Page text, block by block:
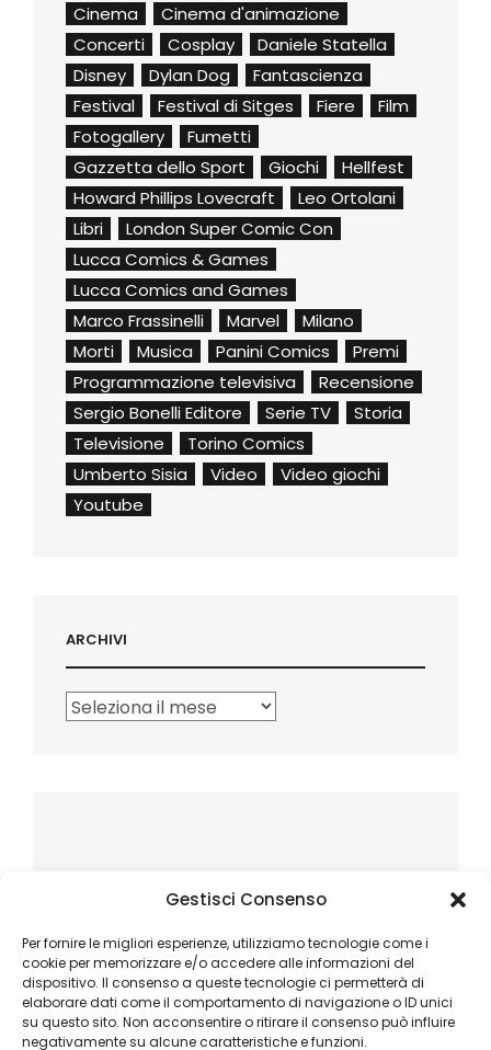
Gestisci Consenso
Per fornire le migliori esperienze, utilizziamo tecnologie come i
cookie per memorizzare e/o accedere alle informazioni del
dispositivo. Il consenso a queste tecnologie ci permetterà di
elaborare dati come il comportamento di navigazione o ID unici
su questo sito. Non acconsentire o ritirare il consenso può influire
negativamente su alcune caratteristiche e funzioni.
Cinema
Cinema d'animazione
Concerti
Cosplay
Daniele Statella
Disney
Dylan Dog
Fantascienza
Festival
Festival di Sitges Fiere
Film
Fotogallery
Fumetti
Gazzetta dello Sport
Giochi
Hellfest
Howard Phillips Lovecraft
Leo Ortolani
Libri
London Super Comic Con
Lucca Comics & Games
Lucca Comics and Games
Marco Frassinelli
Marvel
Milano
Morti
Musica Panini Comics
Premi
Programmazione televisiva
Recensione
Sergio Bonelli Editore
Serie TV
Storia
Televisione
Torino Comics
Umberto Sisia
Video
Video giochi
Youtube
ARCHIVI
Archivi